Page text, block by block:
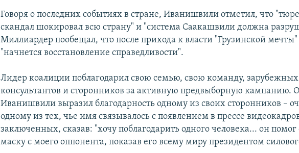
Говоря о последних событиях в стране, Иванишвили отметил, что
скандал шокировал всю страну" и "система Саакашвили должна
Миллиардер пообещал, что после прихода к власти "Грузинской мечты"
"начнется восстановление справедливости".
Лидер коалиции поблагодарил свою семью, свою команду, зарубежных
консультантов и сторонников за активную предвыборную кампанию.
Иванишвили выразил благодарность одному из своих сторонников –
одному из тех, чье имя связывалось с появлением в прессе
заключенных, сказав: "хочу поблагодарить одного человека... он помог
маску с моего оппонента, показав его всему миру президентом